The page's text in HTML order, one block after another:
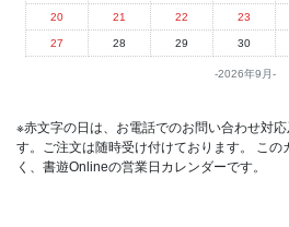
2026年9月
20 21 22 23
27 28 29 30
※赤文字の日は、お電話でのお問い合わせ対
す。ご注文は随時受け付けております。 この
く、書遊Onlineの営業日カレンダーです。